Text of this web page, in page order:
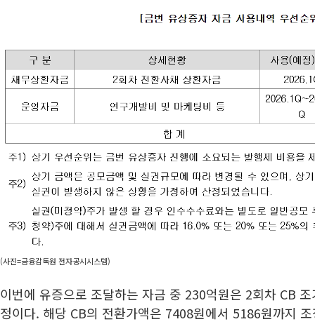
(사진=금융감독원 전자공시시스템)
이번에 유증으로 조달하는 자금 중 230억원은 2회차 CB
정이다. 해당 CB의 전환가액은 7408원에서 5186원까지